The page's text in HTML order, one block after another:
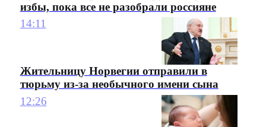
избы, пока все не разобрали россияне
14:11
Жительницу Норвегии отправили в
тюрьму из-за необычного имени сына
12:26